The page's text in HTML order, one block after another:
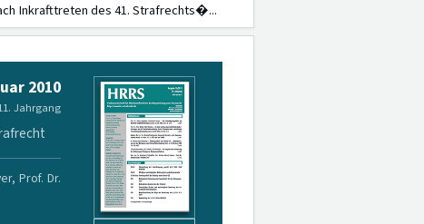
Inkrafttreten des 41. Strafrechts�...
2010
Jahrgang
Prof. Dr.